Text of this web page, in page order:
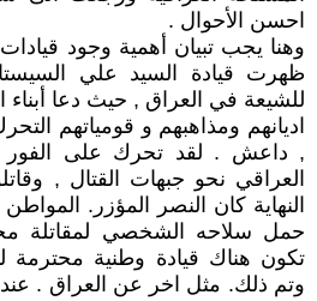
احسن الأحوال .
وهنا يجب تبيان أهمية وجود
ظهرت قيادة السيد علي
للشيعة في العراق , حيث دعا
اديانهم ومذاهبهم و قومياتهم
, داعش . لقد تحرك على الفور
العراقي نحو جبهات القتال ,
النهاية كان النصر المؤزر.
حمل سلاحه الشخصي لمقاتلة
تكون هناك قيادة وطنية محترمة
وتم ذلك. مثل اخر عن العراق .